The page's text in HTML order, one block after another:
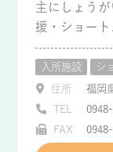
主にしょう
援・ショート
入所施設 シ
住所
福岡
TEL
FAX